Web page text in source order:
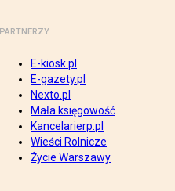
PARTNERZY
E-kiosk.pl
E-gazety.pl
Nexto.pl
Mała księgowość
Kancelarierp.pl
Wieści Rolnicze
Życie Warszawy